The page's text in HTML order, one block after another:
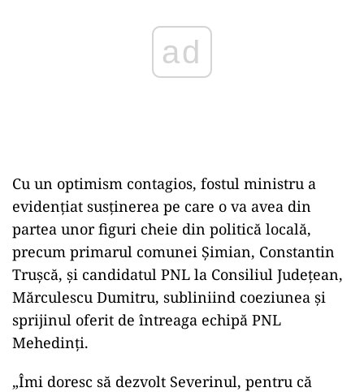
ad
Cu un optimism contagios, fostul ministru a
evidențiat susținerea pe care o va avea din
partea unor figuri cheie din politică locală,
precum primarul comunei Șimian, Constantin
Trușcă, și candidatul PNL la Consiliul Județean,
Mărculescu Dumitru, subliniind coeziunea și
sprijinul oferit de întreaga echipă PNL
Mehedinți.
„Îmi doresc să dezvolt Severinul, pentru că